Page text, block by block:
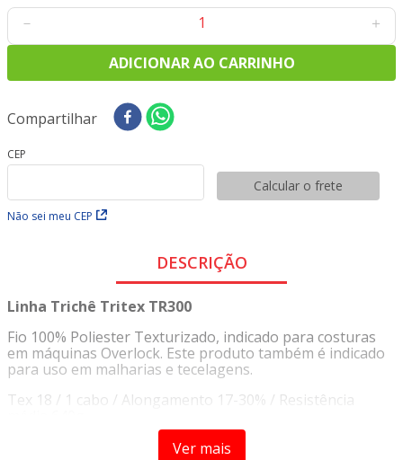
＋
－
ADICIONAR AO CARRINHO
Compartilhar
CEP
Não sei meu CEP
Calcular o frete
DESCRIÇÃO
Linha Trichê Tritex TR300
Fio 100% Poliester Texturizado, indicado para costuras
em máquinas Overlock. Este produto também é indicado
para uso em malharias e tecelagens.
Tex 18 / 1 cabo / Alongamento 17-30% / Resistência
Cone de 18.000 metros
Ver mais